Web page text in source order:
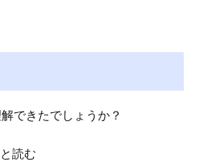
できたでしょうか？
読む